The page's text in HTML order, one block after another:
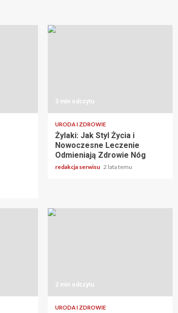
3 min odczytu
URODA I ZDROWIE
Żylaki: Jak Styl Życia i
Nowoczesne Leczenie
Odmieniają Zdrowie Nóg
redakcja serwisu 2 lata temu
2 min odczytu
URODA I ZDROWIE